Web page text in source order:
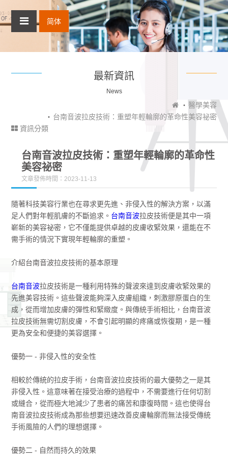
简体
最新資訊
News
醫學美容
台南音波拉皮技術：重塑年輕輪廓的革命性美容祕密
資訊分類
台南音波拉皮技術：重塑年輕輪廓的革命性
美容祕密
文章發佈時間：2023-11-13
隨著科技美容行業也在尋求更先進、非侵入性的解決方案，以滿
足人們對年輕肌膚的不斷追求。 台南音波拉皮技術便是其中一項
嶄新的美容祕密，它不僅能提供卓越的皮膚收緊效果，還能在不
需手術的情況下實現年輕輪廓的重塑。
介紹台南音波拉皮技術的基本原理
台南音波拉皮技術是一種利用特殊的聲波來達到皮膚收緊效果的
先進美容技術。這些聲波能夠深入皮膚組織，刺激膠原蛋白的生
成，從而增加皮膚的彈性和緊緻度。與傳統手術相比，台南音波
拉皮技術無需切割皮膚，不會引起明顯的疼痛或恢復期，是一種
更為安全和便捷的美容選擇。
優勢一 - 非侵入性的安全性
相較於傳統的拉皮手術，台南音波拉皮技術的最大優勢之一是其
非侵入性。這意味著在接受治療的過程中，不需要進行任何切割
或縫合，從而極大地減少了患者的痛苦和康復時間。這也使得台
南音波拉皮技術成為那些想要迅速改善皮膚輪廓而無法接受傳統
手術風險的人們的理想選擇。
優勢二 - 自然而持久的效果